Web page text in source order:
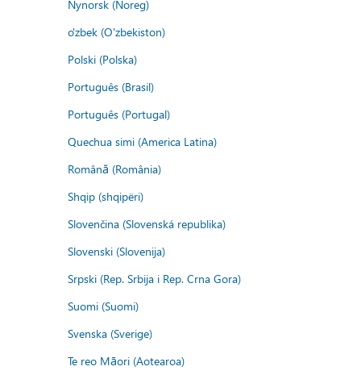
Nynorsk (Noreg)
o'zbek (O'zbekiston)
Polski (Polska)
Português (Brasil)
Português (Portugal)
Quechua simi (America Latina)
Română (România)
Shqip (shqipëri)
Slovenčina (Slovenská republika)
Slovenski (Slovenija)
Srpski (Rep. Srbija i Rep. Crna Gora)
Suomi (Suomi)
Svenska (Sverige)
Te reo Māori (Aotearoa)